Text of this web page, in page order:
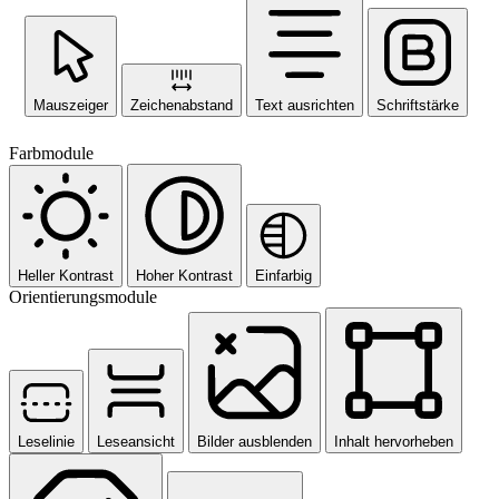
Mauszeiger Zeichenabstand Text ausrichten Schriftstärke
Farbmodule
Heller Kontrast Hoher Kontrast Einfarbig
Orientierungsmodule
Leselinie Leseansicht Bilder ausblenden Inhalt hervorheben